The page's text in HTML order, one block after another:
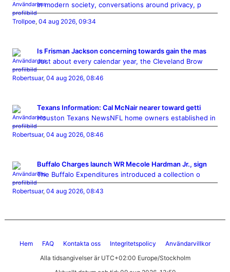
In modern society, conversations around privacy, p
Trollpoe, 04 aug 2026, 09:34
Is Frisman Jackson concerning towards gain the mas
Just about every calendar year, the Cleveland Brow
Robertsuar, 04 aug 2026, 08:46
Texans Information: Cal McNair nearer toward getti
Houston Texans NewsNFL home owners established in
Robertsuar, 04 aug 2026, 08:46
Buffalo Charges launch WR Mecole Hardman Jr., sign
The Buffalo Expenditures introduced a collection o
Robertsuar, 04 aug 2026, 08:43
Hem FAQ Kontakta oss Integritetspolicy
Användarvillkor
Alla tidsangivelser är UTC+02:00 Europe/Stockholm